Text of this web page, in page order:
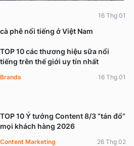
phê nổi tiếng ở Việt Nam
16 Thg 01
TOP 10 các thương hiệu sữa nổi
tiếng trên thế giới uy tín nhất
Brands 16 Thg 01
TOP 10 Ý tưởng Content 8/3 “tán đổ”
mọi khách hàng 2026
Content Marketing 26 Thg 02